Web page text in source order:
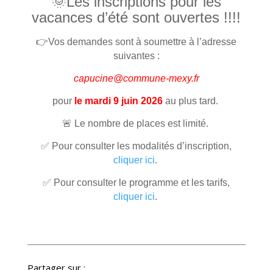
vacances d’été sont ouvertes !!!!
👉Vos demandes sont à soumettre à l’adresse
suivantes :
capucine@commune-mexy.fr
pour le mardi 9 juin 2026 au plus tard.
🚨 Le nombre de places est limité.
✅ Pour consulter les modalités d’inscription,
cliquer ici.
✅ Pour consulter le programme et les tarifs,
cliquer ici.